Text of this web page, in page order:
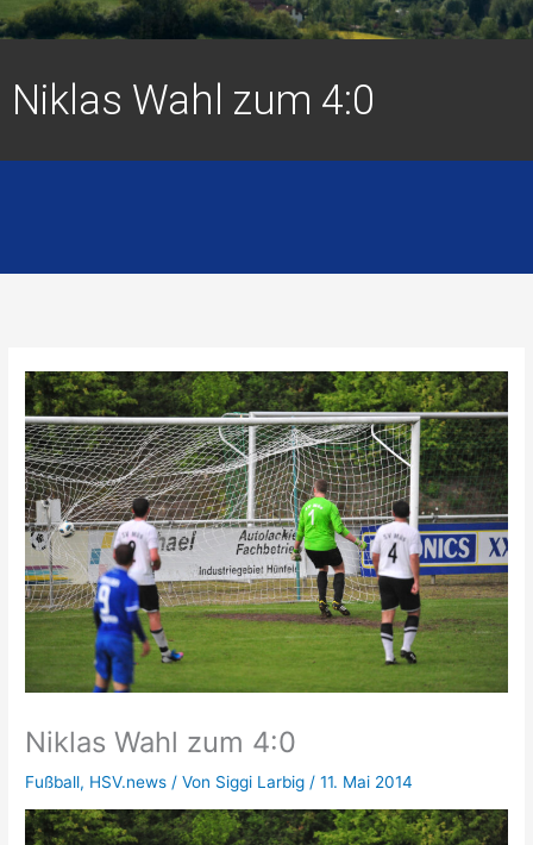
Niklas Wahl zum 4:0
Niklas Wahl zum 4:0
Fußball, HSV.news / Von Siggi Larbig /11. Mai 2014